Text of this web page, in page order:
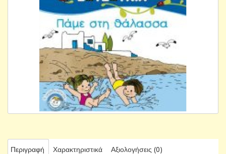
Περιγραφή Χαρακτηριστικά Αξιολογήσεις (0)